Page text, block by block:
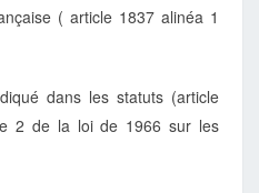
( article 1837 alinéa 1
dans les statuts (article
2 de la loi de 1966 sur les